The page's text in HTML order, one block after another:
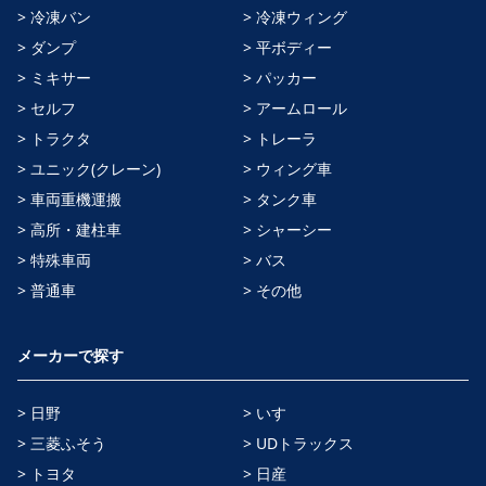
> 冷凍バン
> 冷凍ウィング
> ダンプ
> 平ボディー
> ミキサー
> パッカー
> セルフ
> アームロール
> トラクタ
> トレーラ
> ユニック(クレーン)
> ウィング車
> 車両重機運搬
> タンク車
> 高所・建柱車
> シャーシー
> 特殊車両
> バス
> 普通車
> その他
メーカーで探す
> 日野
> いすゞ
> 三菱ふそう
> UDトラックス
> トヨタ
> 日産